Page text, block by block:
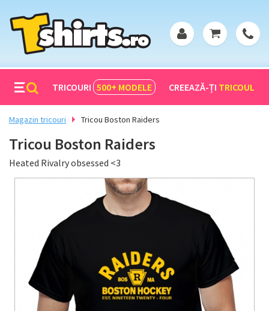
TRICOURI 500+ MODELE CREEAZĂ-ȚI TRICOUL
Magazin tricouri Tricou Boston Raiders
Tricou Boston Raiders
Heated Rivalry obsessed <3